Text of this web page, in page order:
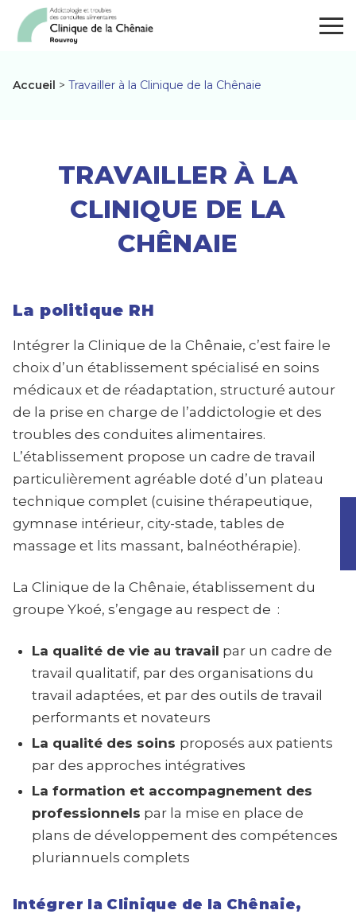
Accueil > Travailler à la Clinique de la Chênaie
TRAVAILLER À LA
CLINIQUE DE LA
CHÊNAIE
La politique RH
Intégrer la Clinique de la Chênaie, c’est faire le
choix d’un établissement spécialisé en soins
médicaux et de réadaptation, structuré autour
de la prise en charge de l’addictologie et des
troubles des conduites alimentaires.
L’établissement propose un cadre de travail
particulièrement agréable doté d’un plateau
technique complet (cuisine thérapeutique,
gymnase intérieur, city-stade, tables de
massage et lits massant, balnéothérapie).
La Clinique de la Chênaie, établissement du
groupe Ykoé, s’engage au respect de :
La qualité de vie au travail par un cadre de
travail qualitatif, par des organisations du
travail adaptées, et par des outils de travail
performants et novateurs
La qualité des soins proposés aux patients
par des approches intégratives
La formation et accompagnement des
professionnels par la mise en place de
plans de développement des compétences
pluriannuels complets
Intégrer la Clinique de la Chênaie,
Panneau de gestion des cookies